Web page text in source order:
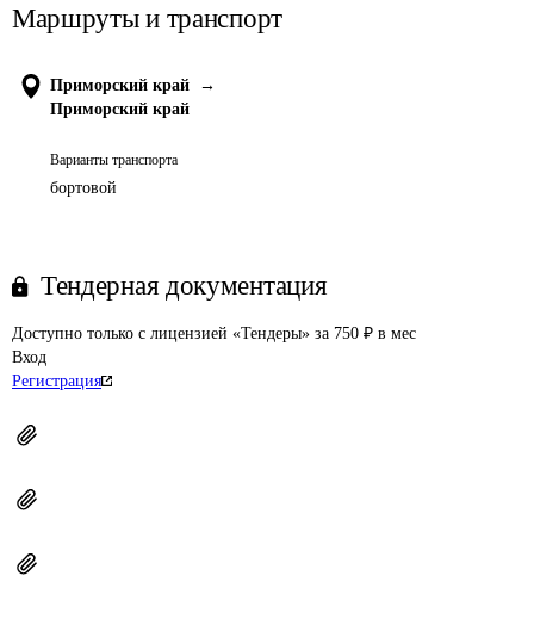
Маршруты и транспорт
Приморский край
→
Приморский край
Варианты транспорта
бортовой
Тендерная документация
Доступно только с лицензией «Тендеры» за 750 ₽ в мес
Вход
Регистрация